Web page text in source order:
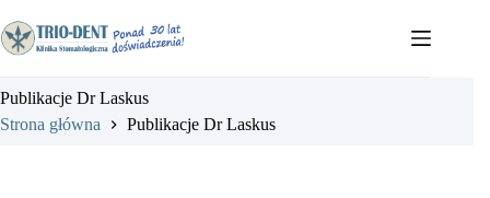
do
treści
Publikacje Dr Laskus
Strona główna
Publikacje Dr Laskus